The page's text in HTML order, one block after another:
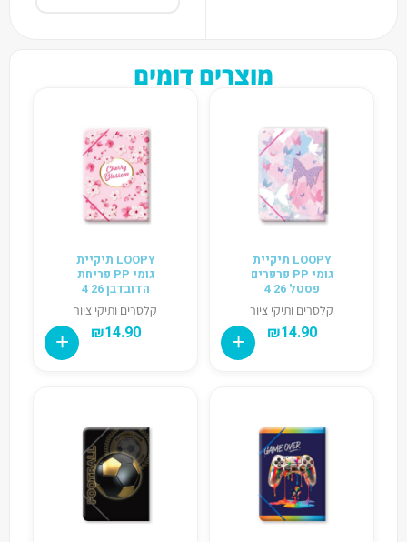
מוצרים דומים
LOOPY תיקיית
גומי PP פרפרים
פסטל 26 4
קלסרים ותיקי ציור
₪14.90
LOOPY תיקיית
גומי PP פריחת
הדובדבן 26 4
קלסרים ותיקי ציור
₪14.90